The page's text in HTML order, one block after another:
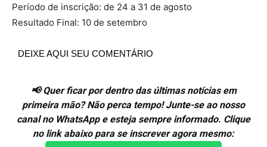
Período de inscrição: de 24 a 31 de agosto
Resultado Final: 10 de setembro
DEIXE AQUI SEU COMENTÁRIO
📢 Quer ficar por dentro das últimas notícias em
primeira mão? Não perca tempo! Junte-se ao nosso
canal no WhatsApp e esteja sempre informado. Clique
no link abaixo para se inscrever agora mesmo: